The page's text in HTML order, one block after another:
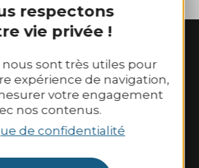
respectons
vie privée !
nous sont très utiles pour
expérience de navigation,
votre engagement
nos contenus.
de confidentialité